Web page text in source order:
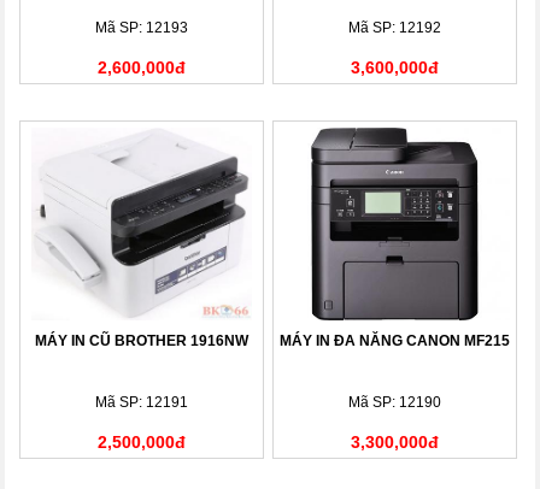
Mã SP: 12193
2,600,000đ
Mã SP: 12192
3,600,000đ
MÁY IN CŨ BROTHER 1916NW
Mã SP: 12191
2,500,000đ
MÁY IN ĐA NĂNG CANON MF215
Mã SP: 12190
3,300,000đ